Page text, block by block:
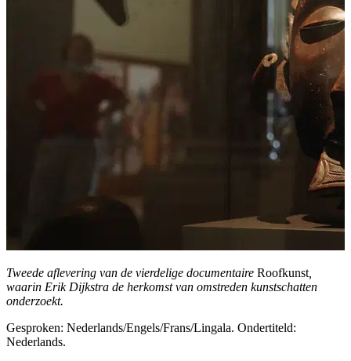
Tweede aflevering van de vierdelige documentaire Roofkunst,
waarin Erik Dijkstra de herkomst van omstreden kunstschatten
onderzoekt.
Gesproken: Nederlands/Engels/Frans/Lingala. Ondertiteld:
Nederlands.